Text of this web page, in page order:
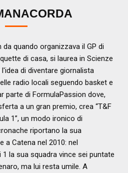
quando organizzava il GP di
di casa, si laurea in Scienze
di diventare giornalista
radio locali seguendo basket e
parte di FormulaPassion dove,
a un gran premio, crea “T&F
1”, un modo ironico di
riportano la sua
a Catena nel 2010: nel
la sua squadra vince sei puntate
ma lui resta umile. A